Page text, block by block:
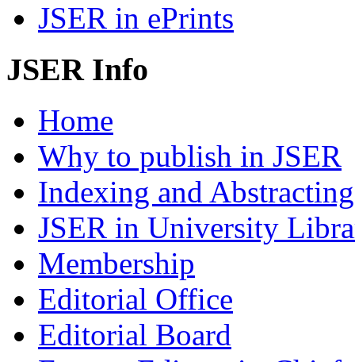
JSER in ePrints
JSER Info
Home
Why to publish in JSER
Indexing and Abstracting
JSER in University
Membership
Editorial Office
Editorial Board